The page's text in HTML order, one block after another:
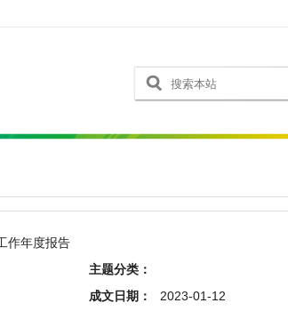
作年度报告
主题分类：
成文日期：
2023-01-12